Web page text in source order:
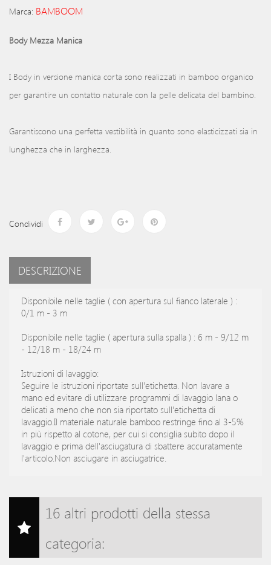
Marca: BAMBOOM
Body Mezza Manica
I Body in versione manica corta sono realizzati in bamboo organico
per garantire un contatto naturale con la pelle delicata del bambino.
Garantiscono una perfetta vestibilità in quanto sono elasticizzati sia in
lunghezza che in larghezza.
Condividi
DESCRIZIONE
Disponibile nelle taglie ( con apertura sul fianco laterale ) :
0/1 m - 3 m
Disponibile nelle taglie ( apertura sulla spalla ) : 6 m - 9/12 m
- 12/18 m - 18/24 m
Istruzioni di lavaggio:
Seguire le istruzioni riportate sull'etichetta. Non lavare a
mano ed evitare di utilizzare programmi di lavaggio lana o
delicati a meno che non sia riportato sull'etichetta di
lavaggio.Il materiale naturale bamboo restringe fino al 3-5%
in più rispetto al cotone, per cui si consiglia subito dopo il
lavaggio e prima dell'asciugatura di sbattere accuratamente
l'articolo.Non asciugare in asciugatrice.
16 altri prodotti della stessa
categoria: